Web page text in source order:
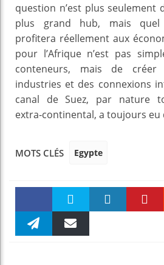
question n’est plus seulement
plus grand hub, mais quel
profitera réellement aux
pour l’Afrique n’est pas
conteneurs, mais de
industries et des connexions
canal de Suez, par nature
extra‑continental, a toujours eu
MOTS CLÉS Egypte
Faceboo Twitter